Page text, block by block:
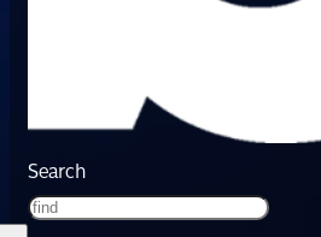
Search